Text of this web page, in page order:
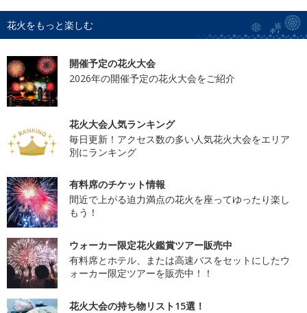
花火をもっと楽しむ
開催予定の花火大会
2026年の開催予定の花火大会をご紹介
花火大会人気ランキング
毎日更新！アクセス数の多い人気花火大会をエリア
別にランキング
有料席のチケット情報
間近で上がる迫力満点の花火を座ってゆったり楽し
もう！
ウォーカー限定花火鑑賞ツアー販売中
有料席とホテル、または高速バスをセットにしたウ
ォーカー限定ツアーを販売中！！
花火大会の持ち物リスト15選！